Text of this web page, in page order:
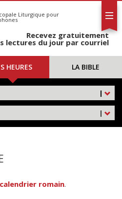
Liturgique pour
Recevez gratuitement
lectures du jour par courriel
HEURES LA BIBLE
|
|
calendrier romain.